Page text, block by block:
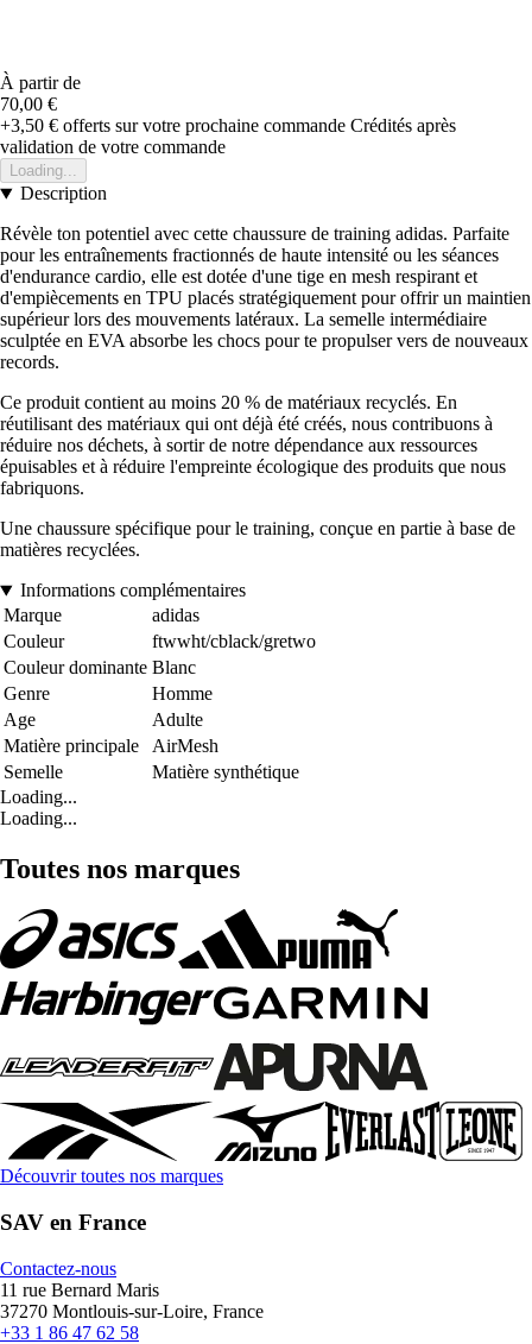
À partir de
70,00 €
+3,50 € offerts sur votre prochaine commande Crédités après
validation de votre commande
Loading...
Description
Révèle ton potentiel avec cette chaussure de training adidas. Parfaite
pour les entraînements fractionnés de haute intensité ou les séances
d'endurance cardio, elle est dotée d'une tige en mesh respirant et
d'empiècements en TPU placés stratégiquement pour offrir un maintien
supérieur lors des mouvements latéraux. La semelle intermédiaire
sculptée en EVA absorbe les chocs pour te propulser vers de nouveaux
records.
Ce produit contient au moins 20 % de matériaux recyclés. En
réutilisant des matériaux qui ont déjà été créés, nous contribuons à
réduire nos déchets, à sortir de notre dépendance aux ressources
épuisables et à réduire l'empreinte écologique des produits que nous
fabriquons.
Une chaussure spécifique pour le training, conçue en partie à base de
matières recyclées.
Informations complémentaires
Marque
adidas
Couleur
ftwwht/cblack/gretwo
Couleur dominante Blanc
Genre
Homme
Age
Adulte
Matière principale
AirMesh
Semelle
Matière synthétique
Loading...
Loading...
Toutes nos marques
Découvrir toutes nos marques
SAV en France
Contactez-nous
11 rue Bernard Maris
37270 Montlouis-sur-Loire, France
+33 1 86 47 62 58